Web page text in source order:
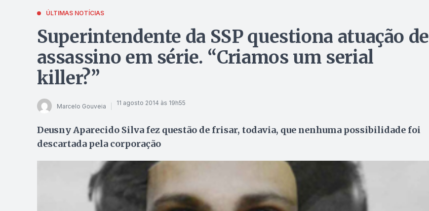
ÚLTIMAS NOTÍCIAS
Superintendente da SSP questiona atuação de
assassino em série. “Criamos um serial
killer?”
Marcelo Gouveia 11 agosto 2014 às 19h55
Deusny Aparecido Silva fez questão de frisar, todavia, que nenhuma possibilidade foi
descartada pela corporação